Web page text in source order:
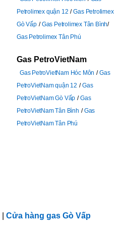
Petrolimex quận 12
Gas Petrolimex
Gò Vấp
Gas Petrolimex Tân Bình
Gas Petrolimex Tân Phú
Gas PetroVietNam
Gas PetroVietNam Hóc Môn
Gas
PetroVietNam quận 12
Gas
PetroVietNam Gò Vấp
Gas
PetroVietNam Tân Bình
Gas
PetroVietNam Tân Phú
Cửa hàng gas Gò Vấp